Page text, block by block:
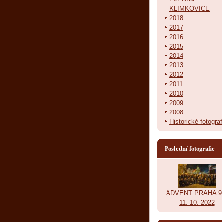
KLIMKOVICE
2018
2017
2016
2015
2014
2013
2012
2011
2010
2009
2008
Historické
Poslední fotografie
ADVENT PRAHA
11. 10. 2022